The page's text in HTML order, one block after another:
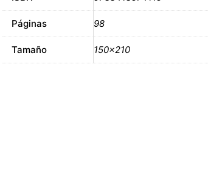
Páginas 98
Tamaño 150×210